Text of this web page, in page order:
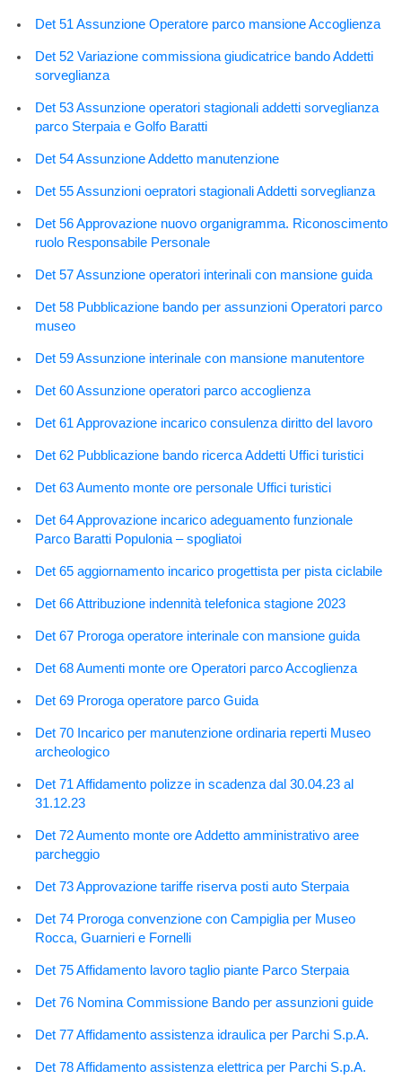
Det 51 Assunzione Operatore parco mansione Accoglienza
Det 52 Variazione commissiona giudicatrice bando Addetti
sorveglianza
Det 53 Assunzione operatori stagionali addetti sorveglianza
parco Sterpaia e Golfo Baratti
Det 54 Assunzione Addetto manutenzione
Det 55 Assunzioni oepratori stagionali Addetti sorveglianza
Det 56 Approvazione nuovo organigramma. Riconoscimento
ruolo Responsabile Personale
Det 57 Assunzione operatori interinali con mansione guida
Det 58 Pubblicazione bando per assunzioni Operatori parco
museo
Det 59 Assunzione interinale con mansione manutentore
Det 60 Assunzione operatori parco accoglienza
Det 61 Approvazione incarico consulenza diritto del lavoro
Det 62 Pubblicazione bando ricerca Addetti Uffici turistici
Det 63 Aumento monte ore personale Uffici turistici
Det 64 Approvazione incarico adeguamento funzionale
Parco Baratti Populonia – spogliatoi
Det 65 aggiornamento incarico progettista per pista ciclabile
Det 66 Attribuzione indennità telefonica stagione 2023
Det 67 Proroga operatore interinale con mansione guida
Det 68 Aumenti monte ore Operatori parco Accoglienza
Det 69 Proroga operatore parco Guida
Det 70 Incarico per manutenzione ordinaria reperti Museo
archeologico
Det 71 Affidamento polizze in scadenza dal 30.04.23 al
31.12.23
Det 72 Aumento monte ore Addetto amministrativo aree
parcheggio
Det 73 Approvazione tariffe riserva posti auto Sterpaia
Det 74 Proroga convenzione con Campiglia per Museo
Rocca, Guarnieri e Fornelli
Det 75 Affidamento lavoro taglio piante Parco Sterpaia
Det 76 Nomina Commissione Bando per assunzioni guide
Det 77 Affidamento assistenza idraulica per Parchi S.p.A.
Det 78 Affidamento assistenza elettrica per Parchi S.p.A.